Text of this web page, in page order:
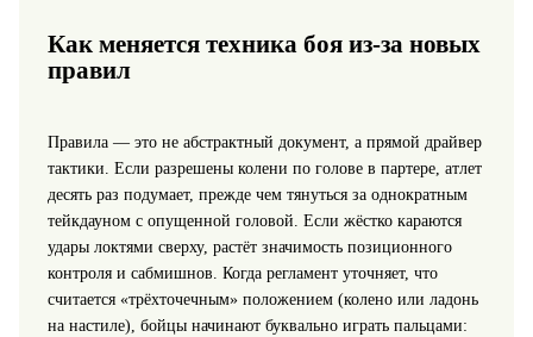
Как меняется техника боя из‑за новых
правил
Правила — это не абстрактный документ, а прямой драйвер
тактики. Если разрешены колени по голове в партере, атлет
десять раз подумает, прежде чем тянуться за однократным
тейкдауном с опущенной головой. Если жёстко караются
удары локтями сверху, растёт значимость позиционного
контроля и сабмишнов. Когда регламент уточняет, что
считается «трёхточечным» положением (колено или ладонь
на настиле), бойцы начинают буквально играть пальцами: